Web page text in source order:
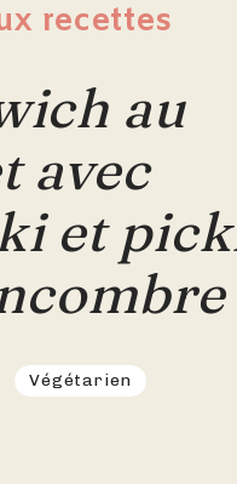
recettes
au
avec
et
Végétarien